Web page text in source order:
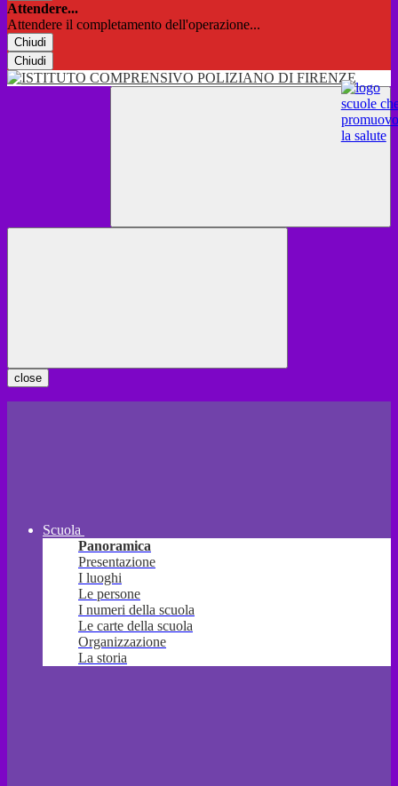
Attendere...
Attendere il completamento dell'operazione...
Chiudi
Chiudi
close
Scuola
Panoramica
Presentazione
I luoghi
Le persone
I numeri della scuola
Le carte della scuola
Organizzazione
La storia